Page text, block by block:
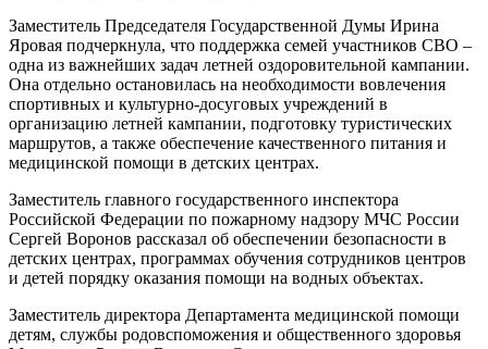
Заместитель Председателя Государственной Думы Ирина
Яровая подчеркнула, что поддержка семей участников СВО –
одна из важнейших задач летней оздоровительной кампании.
Она отдельно остановилась на необходимости вовлечения
спортивных и культурно-досуговых учреждений в
организацию летней кампании, подготовку туристических
маршрутов, а также обеспечение качественного питания и
медицинской помощи в детских центрах.
Заместитель главного государственного инспектора
Российской Федерации по пожарному надзору МЧС России
Сергей Воронов рассказал об обеспечении безопасности в
детских центрах, программах обучения сотрудников центров
и детей порядку оказания помощи на водных объектах.
Заместитель директора Департамента медицинской помощи
детям, службы родовспоможения и общественного здоровья